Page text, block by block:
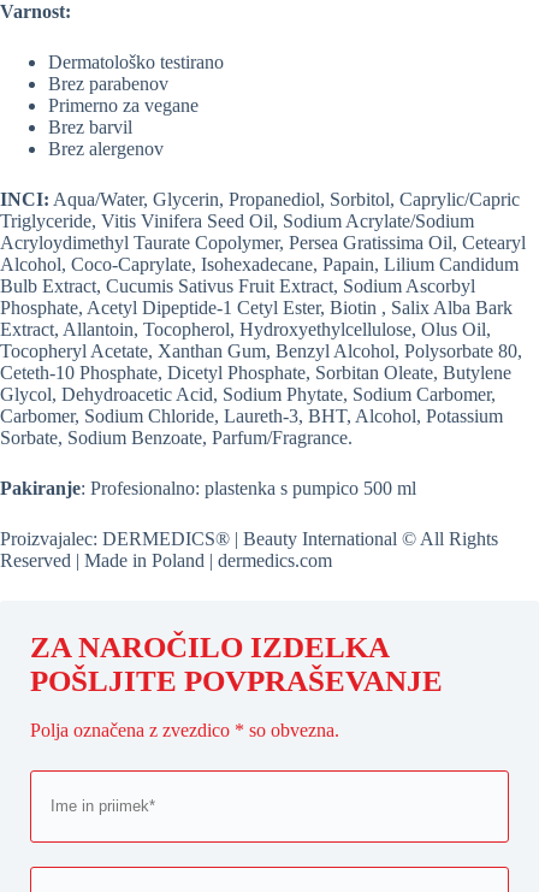
Varnost:
Dermatološko testirano
Brez parabenov
Primerno za vegane
Brez barvil
Brez alergenov
INCI: Aqua/Water, Glycerin, Propanediol, Sorbitol, Caprylic/Capric
Triglyceride, Vitis Vinifera Seed Oil, Sodium Acrylate/Sodium
Acryloydimethyl Taurate Copolymer, Persea Gratissima Oil, Cetearyl
Alcohol, Coco-Caprylate, Isohexadecane, Papain, Lilium Candidum
Bulb Extract, Cucumis Sativus Fruit Extract, Sodium Ascorbyl
Phosphate, Acetyl Dipeptide-1 Cetyl Ester, Biotin , Salix Alba Bark
Extract, Allantoin, Tocopherol, Hydroxyethylcellulose, Olus Oil,
Tocopheryl Acetate, Xanthan Gum, Benzyl Alcohol, Polysorbate 80,
Ceteth-10 Phosphate, Dicetyl Phosphate, Sorbitan Oleate, Butylene
Glycol, Dehydroacetic Acid, Sodium Phytate, Sodium Carbomer,
Carbomer, Sodium Chloride, Laureth-3, BHT, Alcohol, Potassium
Sorbate, Sodium Benzoate, Parfum/Fragrance.
Pakiranje: Profesionalno: plastenka s pumpico 500 ml
Proizvajalec: DERMEDICS® | Beauty International © All Rights
Reserved | Made in Poland | dermedics.com
ZA NAROČILO IZDELKA
POŠLJITE POVPRAŠEVANJE
Polja označena z zvezdico * so obvezna.